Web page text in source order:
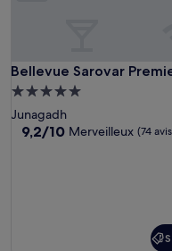
Bellevue
Sarovar
Premiere
Junagadh
Bellevue Sarovar
Bellevue Sarovar
Hébergement
5.0 étoiles
Junagadh
9.2
9,2/10 Merveilleux (74